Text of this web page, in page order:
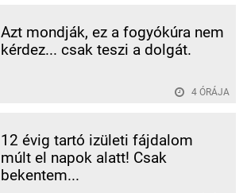
Azt mondják, ez a fogyókúra nem
kérdez... csak teszi a dolgát.
4 ÓRÁJA
12 évig tartó izületi fájdalom
múlt el napok alatt! Csak
bekentem...